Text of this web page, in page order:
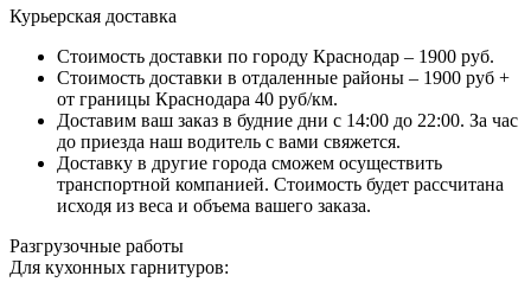
Курьерская доставка
Стоимость доставки по городу Краснодар – 1900 руб.
Стоимость доставки в отдаленные районы – 1900 руб +
от границы Краснодара 40 руб/км.
Доставим ваш заказ в будние дни с 14:00 до 22:00. За час
до приезда наш водитель с вами свяжется.
Доставку в другие города сможем осуществить
транспортной компанией. Стоимость будет рассчитана
исходя из веса и объема вашего заказа.
Разгрузочные работы
Для кухонных гарнитуров: